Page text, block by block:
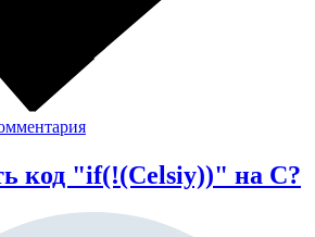
код "if(!(Celsiy))" на C?